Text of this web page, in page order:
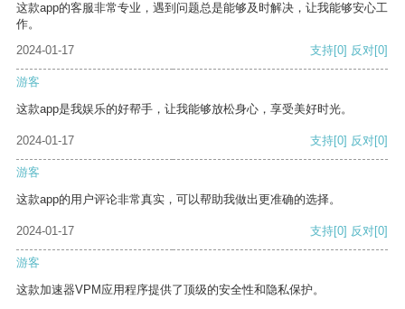
这款app的客服非常专业，遇到问题总是能够及时解决，让我能够安心工
作。
2024-01-17
支持[0] 反对[0]
游客
这款app是我娱乐的好帮手，让我能够放松身心，享受美好时光。
2024-01-17 支持[0] 反对[0]
游客
这款app的用户评论非常真实，可以帮助我做出更准确的选择。
2024-01-17 支持[0] 反对[0]
游客
这款加速器VPM应用程序提供了顶级的安全性和隐私保护。